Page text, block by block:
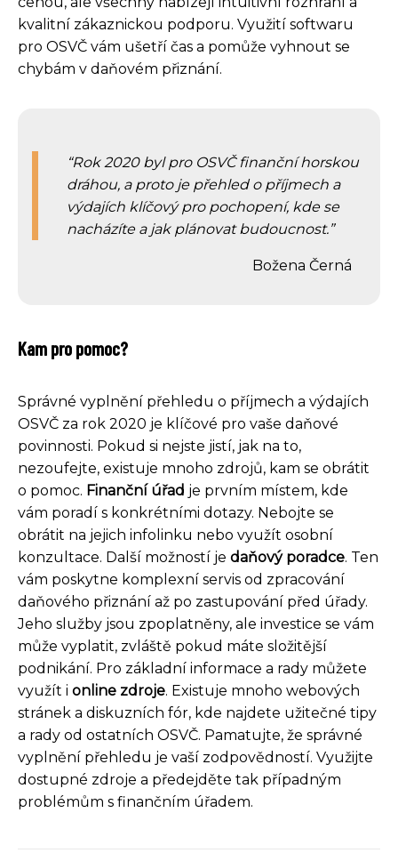
kvalitní zákaznickou podporu. Využití softwaru
pro OSVČ vám ušetří čas a pomůže vyhnout se
chybám v daňovém přiznání.
Rok 2020 byl pro OSVČ finanční horskou
dráhou, a proto je přehled o příjmech a
výdajích klíčový pro pochopení, kde se
nacházíte a jak plánovat budoucnost.
Božena Černá
Kam pro pomoc?
Správné vyplnění přehledu o příjmech a výdajích
OSVČ za rok 2020 je klíčové pro vaše daňové
povinnosti. Pokud si nejste jistí, jak na to,
nezoufejte, existuje mnoho zdrojů, kam se obrátit
o pomoc. Finanční úřad je prvním místem, kde
vám poradí s konkrétními dotazy. Nebojte se
obrátit na jejich infolinku nebo využít osobní
konzultace. Další možností je daňový poradce. Ten
vám poskytne komplexní servis od zpracování
daňového přiznání až po zastupování před úřady.
Jeho služby jsou zpoplatněny, ale investice se vám
může vyplatit, zvláště pokud máte složitější
podnikání. Pro základní informace a rady můžete
využít i online zdroje. Existuje mnoho webových
stránek a diskuzních fór, kde najdete užitečné tipy
a rady od ostatních OSVČ. Pamatujte, že správné
vyplnění přehledu je vaší zodpovědností. Využijte
dostupné zdroje a předejděte tak případným
problémům s finančním úřadem.